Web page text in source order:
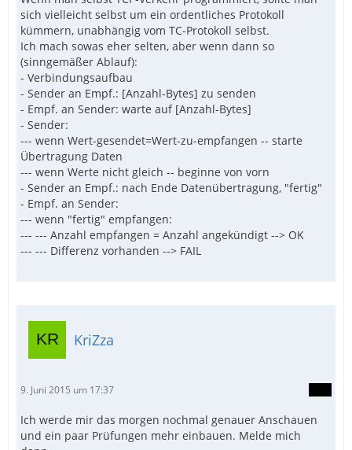
sich vielleicht selbst um ein ordentliches Protokoll
kümmern, unabhängig vom TC-Protokoll selbst.
Ich mach sowas eher selten, aber wenn dann so
(sinngemäßer Ablauf):
- Verbindungsaufbau
- Sender an Empf.: [Anzahl-Bytes] zu senden
- Empf. an Sender: warte auf [Anzahl-Bytes]
- Sender:
--- wenn Wert-gesendet=Wert-zu-empfangen -- starte
Übertragung Daten
--- wenn Werte nicht gleich -- beginne von vorn
- Sender an Empf.: nach Ende Datenübertragung, "fertig"
- Empf. an Sender:
--- wenn "fertig" empfangen:
--- --- Anzahl empfangen = Anzahl angekündigt --> OK
--- --- Differenz vorhanden --> FAIL
KriZza
9. Juni 2015 um 17:37
Ich werde mir das morgen nochmal genauer Anschauen
und ein paar Prüfungen mehr einbauen. Melde mich